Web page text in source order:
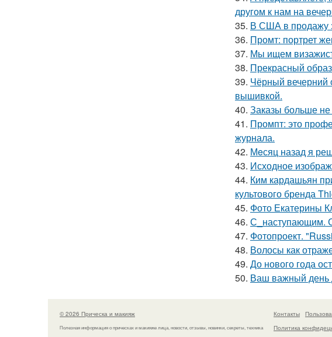
другом к нам на
35. В США в продажу
36. Промт: портрет
37. Мы ищем
38. Прекрасный
39. Чёрный вечерний
вышивкой.
40. Заказы больше
41. Промпт: это
журнала.
42. Мeсяц назад я
43. Исходное
44. Ким кардашьян
культового бренда
45. Фото Екатерины
46. С_наступающим.
47. Фотопроект.
48. Волосы как
49. До нового года
50. Ваш важный день
© 2026 Прическа и макияж
Полезная информация о прическах и макияже лица, новости, отзывы, новинки, секреты, техника
Контакты
Политика